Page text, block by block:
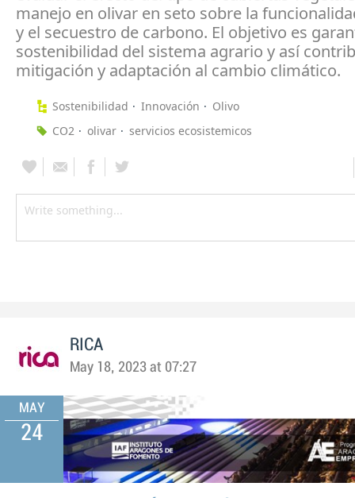
manejo en olivar en seto sobre la
y el secuestro de carbono. El objetivo es
sostenibilidad del sistema agrario y así
mitigación y adaptación al cambio climático.
Sostenibilidad Innovación
Olivo
CO2
olivar servicios ecosistemicos
RICA
May 18, 2023 at 07:27
MAY
24